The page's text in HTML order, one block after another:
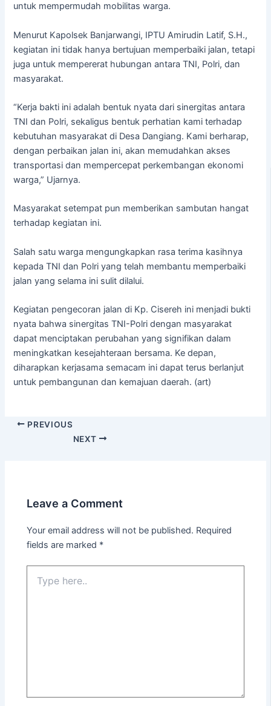
untuk mempermudah mobilitas warga.
Menurut Kapolsek Banjarwangi, IPTU Amirudin Latif, S.H.,
kegiatan ini tidak hanya bertujuan memperbaiki jalan, tetapi
juga untuk mempererat hubungan antara TNI, Polri, dan
masyarakat.
“Kerja bakti ini adalah bentuk nyata dari sinergitas antara
TNI dan Polri, sekaligus bentuk perhatian kami terhadap
kebutuhan masyarakat di Desa Dangiang. Kami berharap,
dengan perbaikan jalan ini, akan memudahkan akses
transportasi dan mempercepat perkembangan ekonomi
warga,” Ujarnya.
Masyarakat setempat pun memberikan sambutan hangat
terhadap kegiatan ini.
Salah satu warga mengungkapkan rasa terima kasihnya
kepada TNI dan Polri yang telah membantu memperbaiki
jalan yang selama ini sulit dilalui.
Kegiatan pengecoran jalan di Kp. Cisereh ini menjadi bukti
nyata bahwa sinergitas TNI-Polri dengan masyarakat
dapat menciptakan perubahan yang signifikan dalam
meningkatkan kesejahteraan bersama. Ke depan,
diharapkan kerjasama semacam ini dapat terus berlanjut
untuk pembangunan dan kemajuan daerah. (art)
PREVIOUS
NEXT
Leave a Comment
Your email address will not be published. Required
fields are marked *
here..